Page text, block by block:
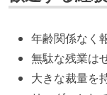
年齢関係なく
無駄な残業は
大きな裁量を